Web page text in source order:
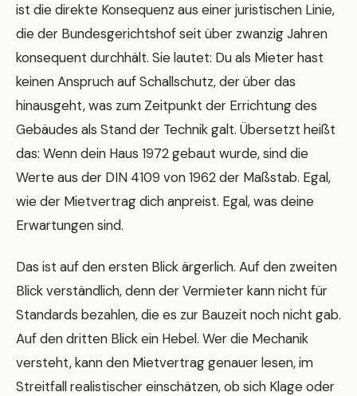
ist die direkte Konsequenz aus einer juristischen Linie,
die der Bundesgerichtshof seit über zwanzig Jahren
konsequent durchhält. Sie lautet: Du als Mieter hast
keinen Anspruch auf Schallschutz, der über das
hinausgeht, was zum Zeitpunkt der Errichtung des
Gebäudes als Stand der Technik galt. Übersetzt heißt
das: Wenn dein Haus 1972 gebaut wurde, sind die
Werte aus der DIN 4109 von 1962 der Maßstab. Egal,
wie der Mietvertrag dich anpreist. Egal, was deine
Erwartungen sind.
Das ist auf den ersten Blick ärgerlich. Auf den zweiten
Blick verständlich, denn der Vermieter kann nicht für
Standards bezahlen, die es zur Bauzeit noch nicht gab.
Auf den dritten Blick ein Hebel. Wer die Mechanik
versteht, kann den Mietvertrag genauer lesen, im
Streitfall realistischer einschätzen, ob sich Klage oder